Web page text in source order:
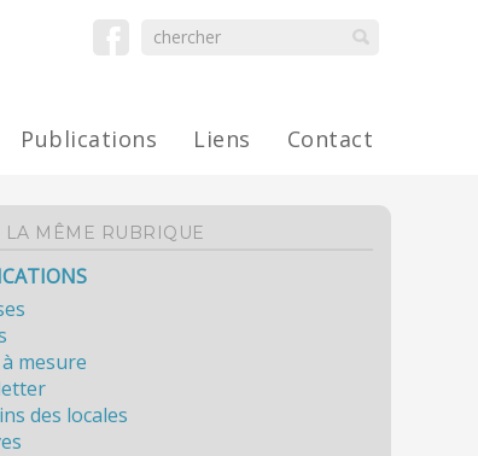
Publications Liens Contact
LA MÊME RUBRIQUE
mesure
des locales